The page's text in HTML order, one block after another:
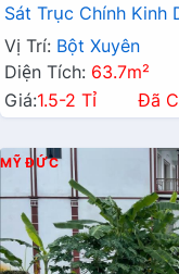
Sát Trục Chính Kinh
Vài Trăm Mét
Vị Trí: Bột Xuyên
Diện Tích: 63.7m²
Giá:1.5-2 Tỉ Đã
MỸ ĐỨC